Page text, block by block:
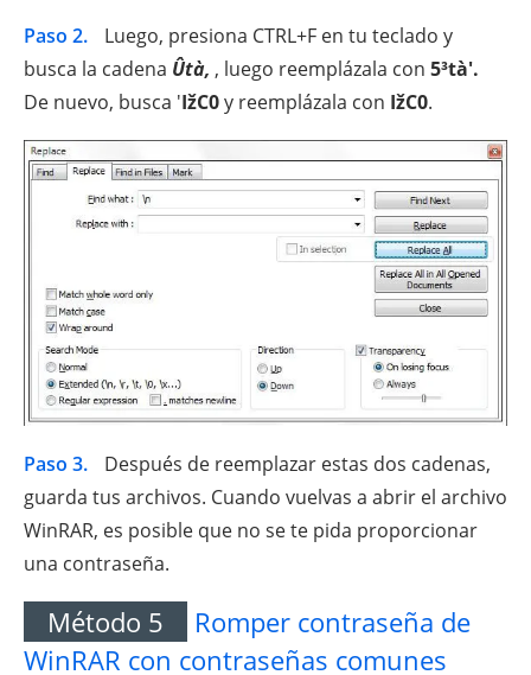
Paso 2.
Luego, presiona CTRL+F en tu teclado y
busca la cadena Ûtà, , luego reemplázala con 5³tà'.
De nuevo, busca 'IžC0y reemplázala con IžC0.
Paso 3.
Después de reemplazar estas dos cadenas,
guarda tus archivos. Cuando vuelvas a abrir el archivo
WinRAR, es posible que no se te pida proporcionar
una contraseña.
Método 5
Romper contraseña de
WinRAR con contraseñas comunes